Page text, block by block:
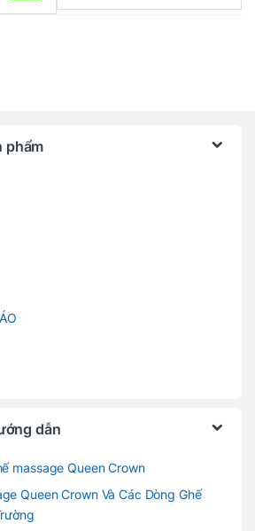
phẩm
dẫn
massage Queen Crown
Queen Crown Và Các Dòng Ghế